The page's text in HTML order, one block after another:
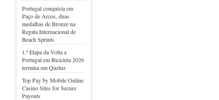
Portugal conquista em
Paço de Arcos, duas
medalhas de Bronze na
Regata Internacional de
Beach Sprints
1.ª Etapa da Volta a
Portugal em Bicicleta 2026
termina em Queluz
Top Pay by Mobile Online
Casino Sites for Secure
Payouts